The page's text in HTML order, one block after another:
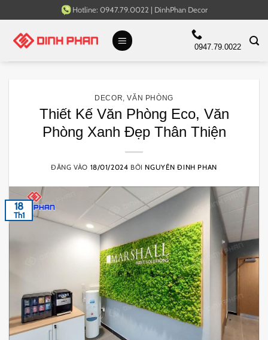
qua
Hotline: 0947.79.0022 | DinhPhan Decor
0947.79.0022
DECOR ,VĂN PHÒNG
Thiết Kế Văn Phòng Eco, Văn
Phòng Xanh Đẹp Thân Thiện
ĐĂNG VÀO 18/01/2024 BỞI NGUYÊN ĐINH PHAN
18
Th1